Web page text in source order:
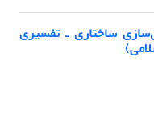
ساختاری ـ تفسیری